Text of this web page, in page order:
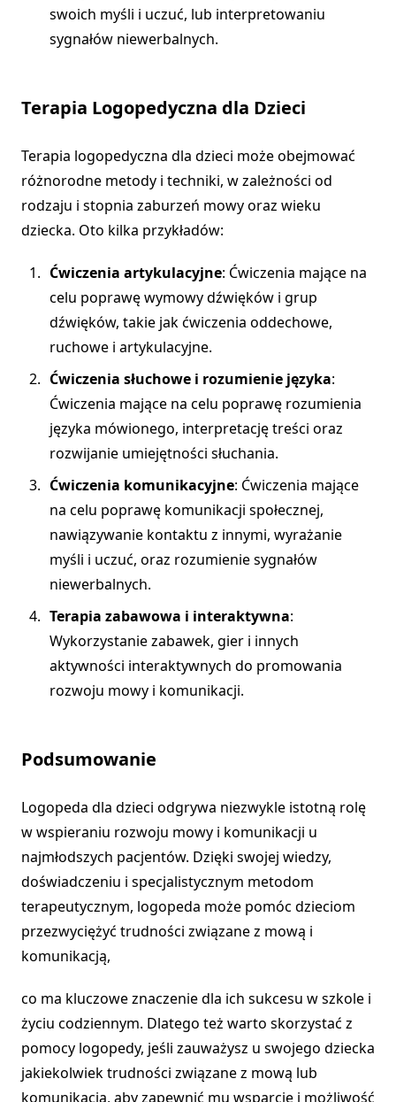
swoich myśli i uczuć, lub interpretowaniu
sygnałów niewerbalnych.
Terapia Logopedyczna dla Dzieci
Terapia logopedyczna dla dzieci może obejmować
różnorodne metody i techniki, w zależności od
rodzaju i stopnia zaburzeń mowy oraz wieku
dziecka. Oto kilka przykładów:
Ćwiczenia artykulacyjne: Ćwiczenia mające na
celu poprawę wymowy dźwięków i grup
dźwięków, takie jak ćwiczenia oddechowe,
ruchowe i artykulacyjne.
Ćwiczenia słuchowe i rozumienie języka:
Ćwiczenia mające na celu poprawę rozumienia
języka mówionego, interpretację treści oraz
rozwijanie umiejętności słuchania.
Ćwiczenia komunikacyjne: Ćwiczenia mające
na celu poprawę komunikacji społecznej,
nawiązywanie kontaktu z innymi, wyrażanie
myśli i uczuć, oraz rozumienie sygnałów
niewerbalnych.
Terapia zabawowa i interaktywna:
Wykorzystanie zabawek, gier i innych
aktywności interaktywnych do promowania
rozwoju mowy i komunikacji.
Podsumowanie
Logopeda dla dzieci odgrywa niezwykle istotną rolę
w wspieraniu rozwoju mowy i komunikacji u
najmłodszych pacjentów. Dzięki swojej wiedzy,
doświadczeniu i specjalistycznym metodom
terapeutycznym, logopeda może pomóc dzieciom
przezwyciężyć trudności związane z mową i
komunikacją,
co ma kluczowe znaczenie dla ich sukcesu w szkole i
życiu codziennym. Dlatego też warto skorzystać z
pomocy logopedy, jeśli zauważysz u swojego dziecka
jakiekolwiek trudności związane z mową lub
komunikacją, aby zapewnić mu wsparcie i możliwość